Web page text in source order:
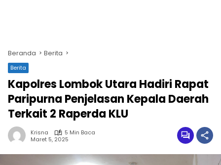
Beranda Berita
Berita
Kapolres Lombok Utara Hadiri Rapat
Paripurna Penjelasan Kepala Daerah
Terkait 2 Raperda KLU
Krisna
5 Min Baca
Maret 5, 2025